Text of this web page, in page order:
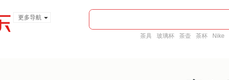
更多导航
茶具 玻璃杯 茶壶 茶杯 Nike